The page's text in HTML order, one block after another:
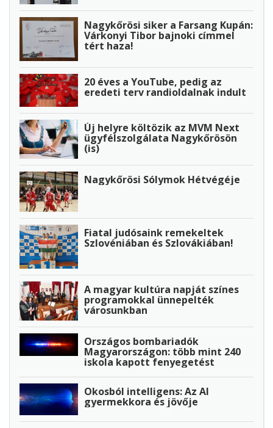
Nagykőrösi siker a Farsang Kupán:
Várkonyi Tibor bajnoki címmel
tért haza!
20 éves a YouTube, pedig az
eredeti terv randioldalnak indult
Új helyre költözik az MVM Next
ügyfélszolgálata Nagykőrösön
(is)
Nagykőrösi Sólymok Hétvégéje
Fiatal judósaink remekeltek
Szlovéniában és Szlovákiában!
A magyar kultúra napját színes
programokkal ünnepelték
városunkban
Országos bombariadók
Magyarországon: több mint 240
iskola kapott fenyegetést
Okosból intelligens: Az AI
gyermekkora és jövője